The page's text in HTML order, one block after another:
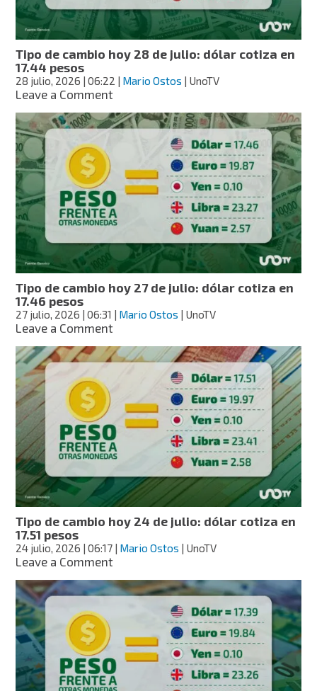
17.43
pesos
Tipo de cambio hoy 28 de julio: dólar cotiza en
17.44 pesos
28 julio, 2026 | 06:22 | Mario Ostos | UnoTV
Leave a Commenton
de
de
julio:
dólar
cotiza
17.44
pesos
Tipo de cambio hoy 27 de julio: dólar cotiza en
17.46 pesos
27 julio, 2026 | 06:31 | Mario Ostos | UnoTV
Leave a Commenton
de
de
julio:
dólar
cotiza
17.46
pesos
Tipo de cambio hoy 24 de julio: dólar cotiza en
17.51 pesos
24 julio, 2026 | 06:17 | Mario Ostos | UnoTV
Leave a Commenton
de
de
julio:
dólar
cotiza